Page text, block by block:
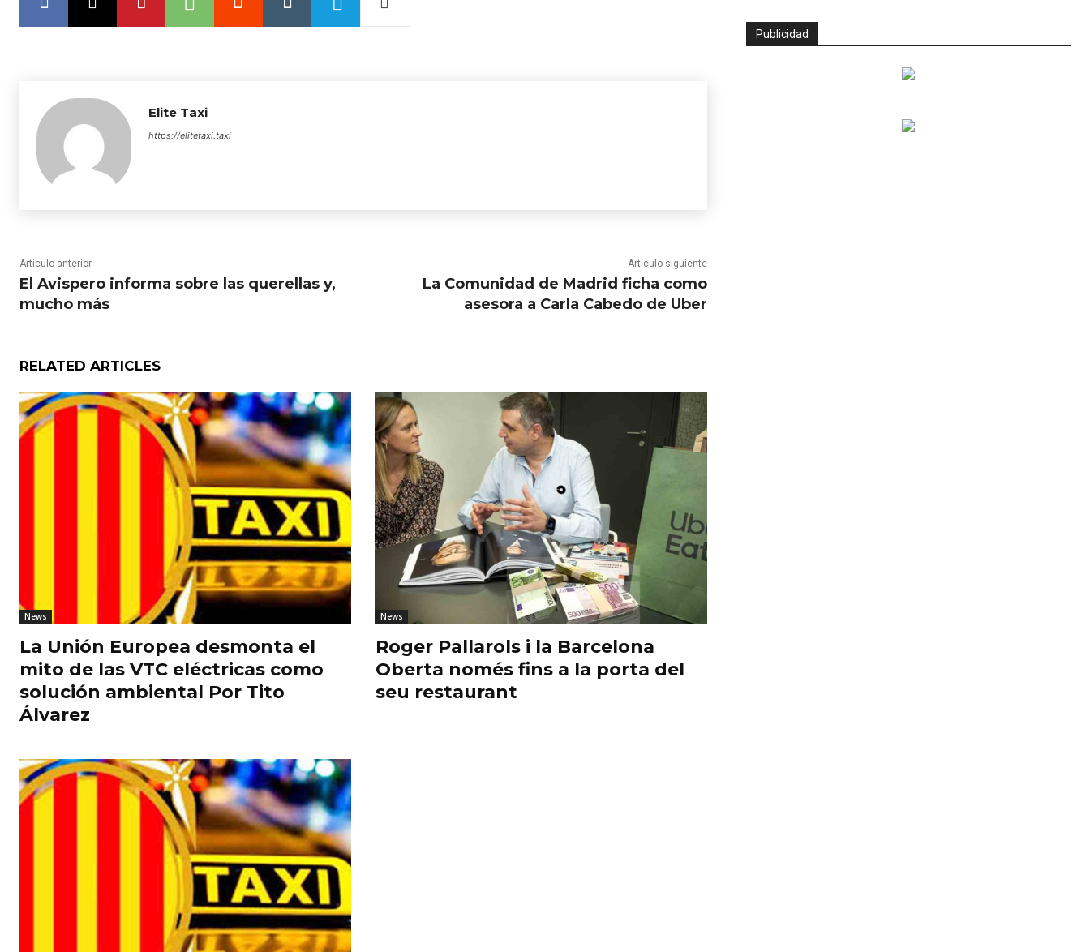
Elite Taxi
https://elitetaxi.taxi
Artículo anterior
El Avispero informa sobre las querellas y,
mucho más
Artículo siguiente
La Comunidad de Madrid ficha como
asesora a Carla Cabedo de Uber
RELATED ARTICLES
News
La Unión Europea desmonta el
mito de las VTC eléctricas como
solución ambiental Por Tito
Álvarez
News
Roger Pallarols i la Barcelona
Oberta només fins a la porta del
seu restaurant
Publicidad